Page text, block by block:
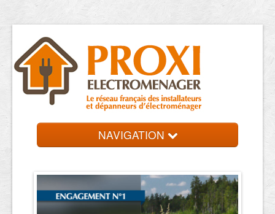
NAVIGATION
Réparateurs
Contact et devis